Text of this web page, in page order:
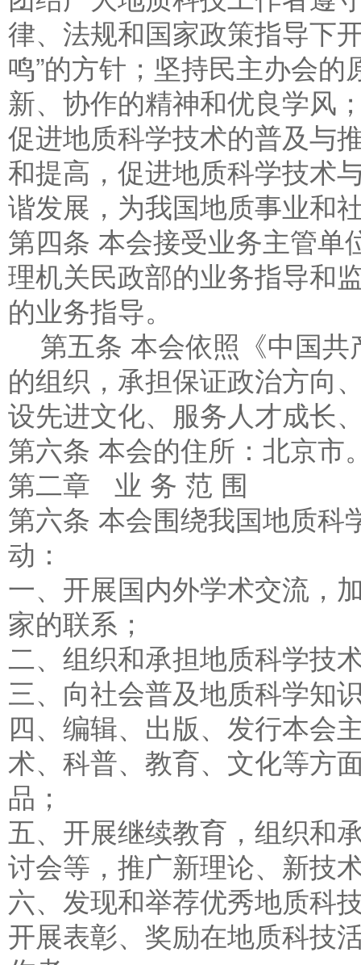
律、法规和国家政策指导下
鸣”的方针；坚持民主办会
新、协作的精神和优良学风
促进地质科学技术的普及与
和提高，促进地质科学技术
谐发展，为我国地质事业和
第四条 本会接受业务主管单
理机关民政部的业务指导和
的业务指导。
第五条 本会依照《中国共
的组织，承担保证政治方向
设先进文化、服务人才成长
第六条 本会的住所：北京市
第二章 业 务 范 围
第六条 本会围绕我国地质科
动：
一、开展国内外学术交流，
家的联系；
二、组织和承担地质科学技
三、向社会普及地质科学知
四、编辑、出版、发行本会
术、科普、教育、文化等方
品；
五、开展继续教育，组织和
讨会等，推广新理论、新技
六、发现和举荐优秀地质科
开展表彰、奖励在地质科技